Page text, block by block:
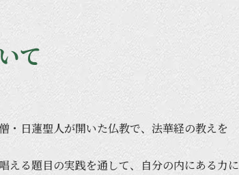
て
僧・ 日蓮聖人が開いた仏教で、 法華経の教えを
唱える題目の実践を通して、 自分の内にある力に